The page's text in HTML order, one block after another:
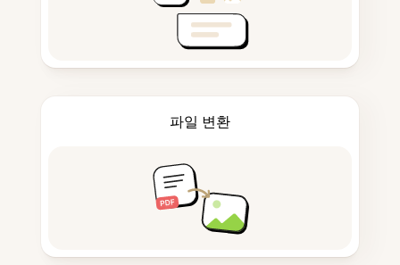
파일 변환